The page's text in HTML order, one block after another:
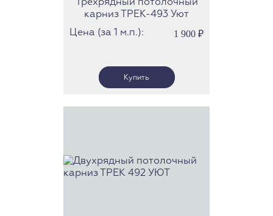
Трехрядный потолочный
карниз ТРЕК-493 Уют
Цена (за 1 м.п.):
1 900 ₽